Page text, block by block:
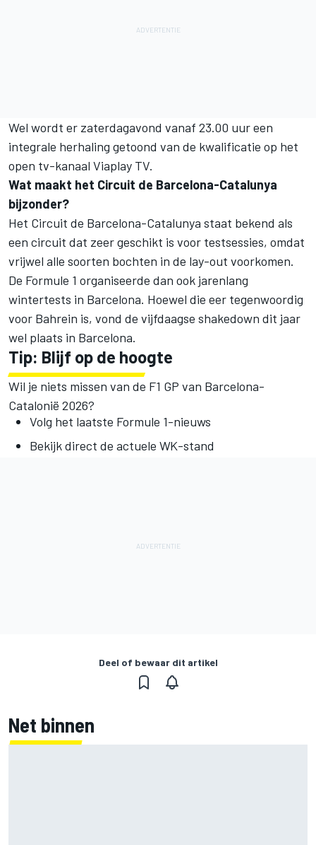
Wel wordt er zaterdagavond vanaf 23.00 uur een
integrale herhaling getoond van de kwalificatie op het
open tv-kanaal Viaplay TV.
Wat maakt het Circuit de Barcelona-Catalunya
bijzonder?
Het Circuit de Barcelona-Catalunya staat bekend als
een circuit dat zeer geschikt is voor testsessies, omdat
vrijwel alle soorten bochten in de lay-out voorkomen.
De Formule 1 organiseerde dan ook jarenlang
wintertests in Barcelona. Hoewel die eer tegenwoordig
voor Bahrein is, vond de vijfdaagse shakedown dit jaar
wel plaats in Barcelona.
Tip: Blijf op de hoogte
Wil je niets missen van de F1 GP van Barcelona-
Catalonië 2026?
Volg het laatste Formule 1-nieuws
Bekijk direct de actuele WK-stand
Deel of bewaar dit artikel
Net binnen